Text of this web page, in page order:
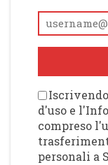
d'uso e
compreso
personali a